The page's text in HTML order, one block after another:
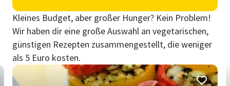
Kleines Budget, aber großer Hunger? Kein Problem!
Wir haben dir eine große Auswahl an vegetarischen,
günstigen Rezepten zusammengestellt, die weniger
als 5 Euro kosten.